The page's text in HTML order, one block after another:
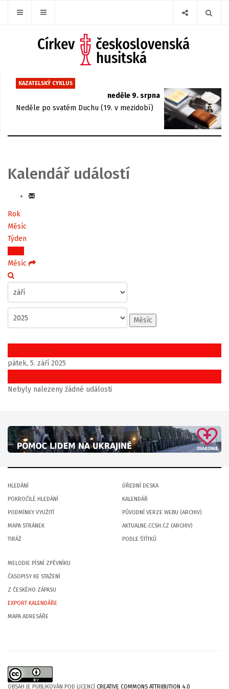
KAZATELSKÝ CYKLUS
neděle 9. srpna
Neděle po svatém Duchu (19. v mezidobí)
Kalendář událostí
Rok
Měsíc
Týden
Dnes
Měsíc
Měsíc
Předchozí den
pátek, 5. září 2025
Následující den
Nebyly nalezeny žádné události
HLEDÁNÍ
POKROČILÉ HLEDÁNÍ
PODMÍNKY VYUŽITÍ
MAPA STRÁNEK
TIRÁŽ
ÚŘEDNÍ DESKA
KALENDÁŘ
PŮVODNÍ VERZE WEBU (ARCHIV)
AKTUALNE.CCSH.CZ (ARCHIV)
PODLE ŠTÍTKŮ
MELODIE PÍSNÍ ZPĚVNÍKU
ČASOPISY KE STAŽENÍ
Z ČESKÉHO ZÁPASU
EXPORT KALENDÁŘE
MAPA ADRESÁŘE
OBSAH JE PUBLIKOVÁN POD LICENCÍ CREATIVE COMMONS ATTRIBUTION 4.0